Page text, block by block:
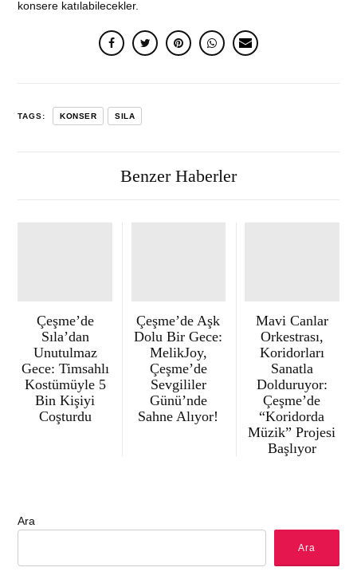
konsere katılabilecekler.
TAGS: KONSER SILA
Benzer Haberler
Çeşme’de
Sıla’dan
Unutulmaz
Gece: Timsahlı
Kostümüyle 5
Bin Kişiyi
Coşturdu
Çeşme’de Aşk
Dolu Bir Gece:
MelikJoy,
Çeşme’de
Sevgililer
Günü’nde
Sahne Alıyor!
Mavi Canlar
Orkestrası,
Koridorları
Sanatla
Dolduruyor:
Çeşme’de
“Koridorda
Müzik” Projesi
Başlıyor
Ara
Ara